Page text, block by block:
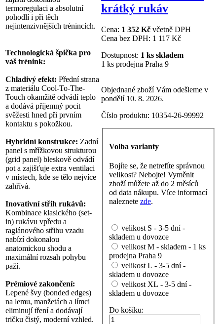
termoregulaci a absolutní
pohodlí i při těch
nejintenzivnějších trénincích.
Technologická špička pro
váš trénink:
Chladivý efekt: Přední strana
z materiálu Cool-To-The-
Touch okamžitě odvádí teplo
a dodává příjemný pocit
svěžesti hned při prvním
kontaktu s pokožkou.
Hybridní konstrukce: Zadní
panel s mřížkovou strukturou
(grid panel) bleskově odvádí
pot a zajišťuje extra ventilaci
v místech, kde se tělo nejvíce
zahřívá.
Inovativní střih rukávů:
Kombinace klasického (set-
in) rukávu vpředu a
raglánového střihu vzadu
nabízí dokonalou
anatomickou shodu a
maximální rozsah pohybu
paží.
Prémiové zakončení:
Lepené švy (bonded edges)
na lemu, manžetách a límci
eliminují tření a dodávají
tričku čistý, moderní vzhled.
krátký rukáv
Cena: 1 352 Kč včetně DPH
Cena bez DPH: 1 117 Kč
Dostupnost: 1 ks skladem
1 ks prodejna Praha 9
Objednané zboží Vám odešleme v
pondělí 10. 8. 2026.
Číslo produktu: 10354-26-99992
Volba varianty
Bojíte se, že netrefíte správnou
velikost? Nebojte! Vyměnit
zboží můžete až do 2 měsíců
od data nákupu. Více informací
naleznete zde.
velikost S - 3-5 dní -
skladem u dovozce
velikost M - skladem - 1 ks
prodejna Praha 9
velikost L - 3-5 dní -
skladem u dovozce
velikost XL - 3-5 dní -
skladem u dovozce
Do košíku: